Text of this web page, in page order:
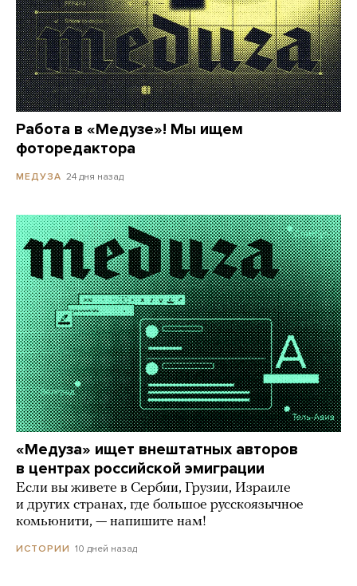
Работа в «Медузе»! Мы ищем
фоторедактора
МЕДУЗА 24 дня назад
«Медуза» ищет внештатных авторов
в центрах российской эмиграции
Если вы живете в Сербии, Грузии, Израиле
и других странах, где большое русскоязычное
комьюнити, — напишите нам!
ИСТОРИИ 10 дней назад